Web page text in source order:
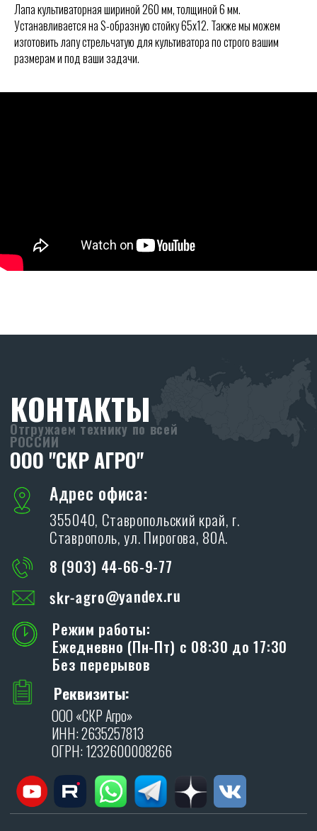
Лапа культиваторная шириной 260 мм, толщиной 6 мм.
Устанавливается на S-образную стойку 65х12. Также мы можем
изготовить лапу стрельчатую для культиватора по строго вашим
размерам и под ваши задачи.
ОСТАВИТЬ ЗАЯВКУ
КОНТАКТЫ
Ежедневно (Пн-Пт) с 08:30 до 17:30
Без перерывов
Адрес производства:
347706, Ростовская обл., Кагальницкий
район, ст. Кировская, ул. Московская 118.
Я даю согласие на обработку персональных
данных в соответствии сполитикой
ОТПРАВИТЬ
Реквизиты:
ХОЧУ СТАТЬ ДИЛЕРОМ
Благодарим Вас за интерес, проявленный к
дилерам производственной компании «SKR»!